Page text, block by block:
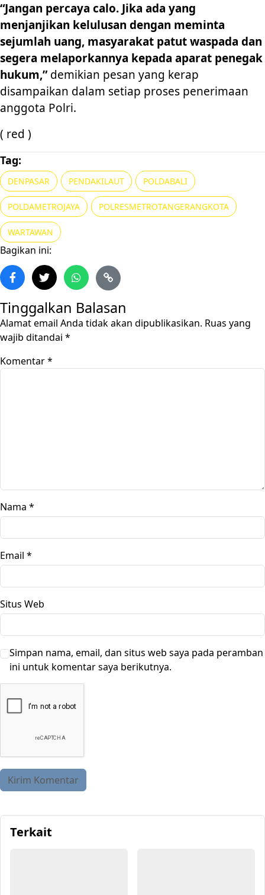
“Jangan percaya calo. Jika ada yang
menjanjikan kelulusan dengan meminta
sejumlah uang, masyarakat patut waspada dan
segera melaporkannya kepada aparat penegak
hukum,”demikian pesan yang kerap
disampaikan dalam setiap proses penerimaan
anggota Polri.
( red )
Tag:
DENPASAR PENDAKILAUT POLDABALI
POLDAMETROJAYA POLRESMETROTANGERANGKOTA
WARTAWAN
Bagikan ini:
Tinggalkan Balasan
Alamat email Anda tidak akan dipublikasikan. Ruas yang
wajib ditandai *
Komentar*
Nama *
Email *
Situs Web
Simpan nama, email, dan situs web saya pada peramban
ini untuk komentar saya berikutnya.
Terkait